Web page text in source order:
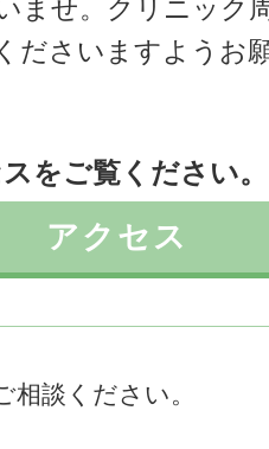
ませ。クリニック
ださいますようお
をご覧ください。
アクセス
談ください。